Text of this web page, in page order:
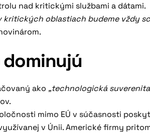
nad kritickými službami a dátami.
kritických oblastiach budeme vždy
ako „technologická
mimo EÚ v súčasnosti
v Únii. Americké firmy